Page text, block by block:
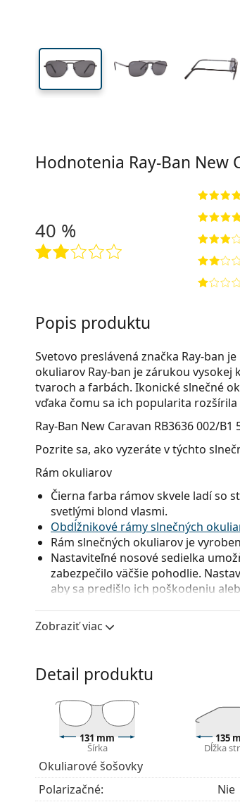
Hodnotenia Ray-Ban New
40 %
Popis produktu
Svetovo preslávená značka Ray-ban
okuliarov Ray-ban je zárukou vysokej
tvaroch a farbách. Ikonické slnečné
vďaka čomu sa ich popularita rozšírila
Ray-Ban New Caravan RB3636 002/B1
Pozrite sa, ako vyzeráte v týchto
Rám okuliarov
Čierna farba rámov skvele ladí so
svetlými blond vlasmi.
Obdĺžnikové rámy slnečných
Rám slnečných okuliarov je
Nastaviteľné nosové sedielka
zabezpečilo väčšie pohodlie.
aby sa predišlo ich poškodeniu
Okuliarové šošovky
Sivé sklá okuliarov zmierňujú
Okuliarové šošovky týchto
ktorého nespornou výhodou je
vyniká najlepšími zobrazovacími
okuliarových šošoviek.
Okuliare s UV 400 poskytujú 100
obsahujú slnečný filter kategórie
intenzívne slnečné žiarenie na pláži
Príslušenstvo
Zobraziť viac
Detail produktu
131 mm
Šírka
135
Dĺžka
Okuliarové šošovky
Polarizačné:
Nie